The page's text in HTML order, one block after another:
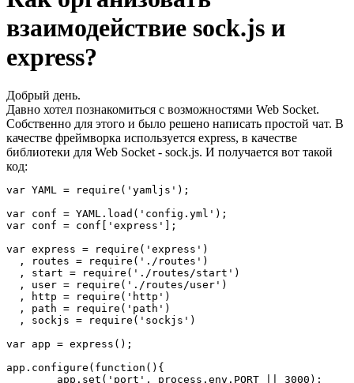
взаимодействие sock.js и
express?
Добрый день.
Давно хотел познакомиться с возможностями Web Socket.
Собственно для этого и было решено написать простой чат. В
качестве фреймворка используется express, в качестве
библиотеки для Web Socket - sock.js. И получается вот такой
код:
var YAML = require('yamljs');
var conf = YAML.load('config.yml');
var conf = conf['express'];
var express = require('express')
  , routes = require('./routes')
  , start = require('./routes/start')
  , user = require('./routes/user')
  , http = require('http')
  , path = require('path')
  , sockjs = require('sockjs')
var app = express();
app.configure(function(){